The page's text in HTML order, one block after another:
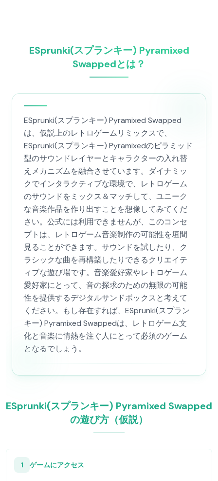
ESprunki(スプランキー) Pyramixed
Swappedとは？
ESprunki(スプランキー) Pyramixed Swapped
は、仮説上のレトロゲームリミックスで、
ESprunki(スプランキー) Pyramixedのピラミッド
型のサウンドレイヤーとキャラクターの入れ替
えメカニズムを融合させています。ダイナミッ
クでインタラクティブな環境で、レトロゲーム
のサウンドをミックス＆マッチして、ユニーク
な音楽作品を作り出すことを想像してみてくだ
さい。公式には利用できませんが、このコンセ
プトは、レトロゲーム音楽制作の可能性を垣間
見ることができます。サウンドを試したり、ク
ラシックな曲を再構築したりできるクリエイテ
ィブな遊び場です。音楽愛好家やレトロゲーム
愛好家にとって、音の探求のための無限の可能
性を提供するデジタルサンドボックスと考えて
ください。もし存在すれば、ESprunki(スプラン
キー) Pyramixed Swappedは、レトロゲーム文
化と音楽に情熱を注ぐ人にとって必須のゲーム
となるでしょう。
ESprunki(スプランキー) Pyramixed Swapped
の遊び方（仮説）
1 ゲームにアクセス